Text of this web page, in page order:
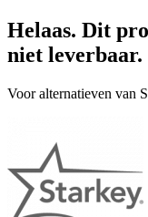
Helaas. Dit
niet leverbaar.
Voor alternatieven van